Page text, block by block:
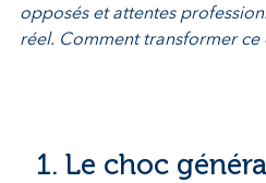
opposés et attentes
réel. Comment transformer
1. Le choc